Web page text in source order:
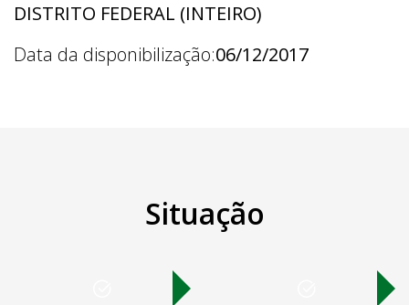
DISTRITO FEDERAL (INTEIRO)
Data da disponibilização:06/12/2017
Situação